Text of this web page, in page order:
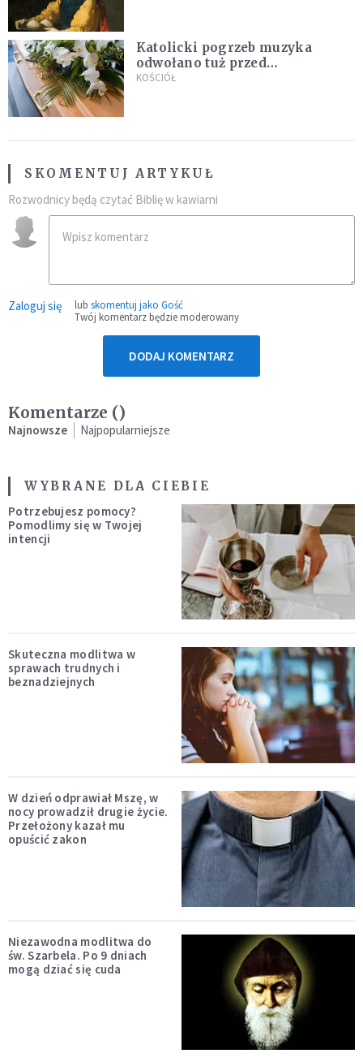
Katolicki pogrzeb muzyka
odwołano tuż przed
uroczystością. Powodem była
KOŚCIÓŁ
SKOMENTUJ ARTYKUŁ
Rozwodnicy będą czytać Biblię w kawiarni
Zaloguj się lub skomentuj jako Gość
Twój komentarz będzie moderowany
DODAJ KOMENTARZ
Komentarze ()
Najnowsze Najpopularniejsze
WYBRANE DLA CIEBIE
Potrzebujesz pomocy?
Pomodlimy się w Twojej
intencji
Skuteczna modlitwa w
sprawach trudnych i
beznadziejnych
W dzień odprawiał Mszę, w
nocy prowadził drugie życie.
Przełożony kazał mu
opuścić zakon
Niezawodna modlitwa do
św. Szarbela. Po 9 dniach
mogą dziać się cuda